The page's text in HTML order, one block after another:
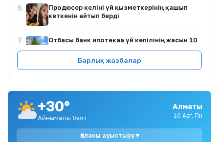
6
Продюсер келіні үй қызметкерінің қашып
кеткенін айтып берді
7
Отбасы банк ипотекаға үй кепілінің жасын 10
8
Трамп Иранға әскери шабуылдың орнына
9
Жұлдыз Әбдікәрімова әйел тағдыры мен ана
махаббаты туралы ой бөлісті
Қазақстанда 10 тамызда ауа райы
Барлық жазбалар
+30°
Айнымалы бұлт
Алматы
10 Авг, Пн
Қаланы ауыстыру ▾